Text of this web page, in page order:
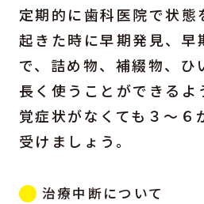
定期的に歯科医院で状態
起きた時に早期発見、早
で、詰め物、補綴物、ひ
長く使うことができるよ
覚症状がなくても３～６
受けましょう。
治療中断について